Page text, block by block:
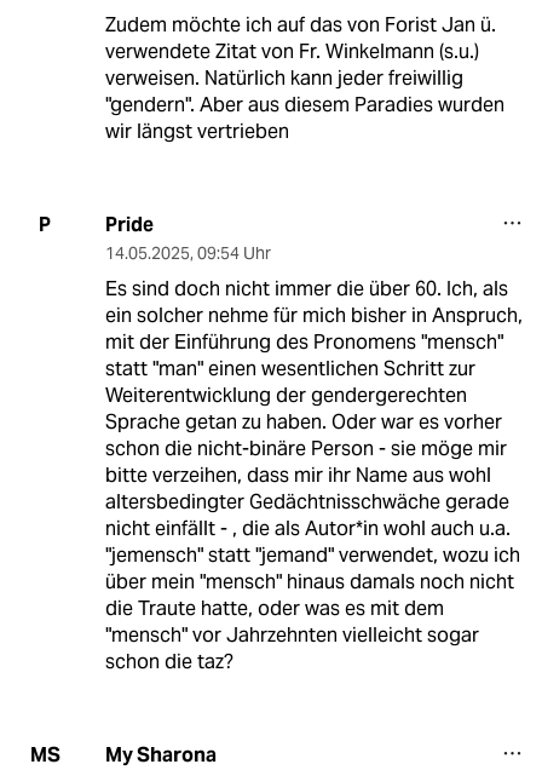
Zudem möchte ich auf das von Forist Jan ü.
verwendete Zitat von Fr. Winkelmann (s.u.)
verweisen. Natürlich kann jeder freiwillig
"gendern". Aber aus diesem Paradies wurden
wir längst vertrieben
P Pride
14.05.2025, 09:54 Uhr
Es sind doch nicht immer die über 60. Ich, als
ein solcher nehme für mich bisher in Anspruch,
mit der Einführung des Pronomens "mensch"
statt "man" einen wesentlichen Schritt zur
Weiterentwicklung der gendergerechten
Sprache getan zu haben. Oder war es vorher
schon die nicht-binäre Person - sie möge mir
bitte verzeihen, dass mir ihr Name aus wohl
altersbedingter Gedächtnisschwäche gerade
nicht einfällt - , die als Autor*in wohl auch u.a.
"jemensch" statt "jemand" verwendet, wozu ich
über mein "mensch" hinaus damals noch nicht
die Traute hatte, oder was es mit dem
"mensch" vor Jahrzehnten vielleicht sogar
schon die taz?
MS My Sharona